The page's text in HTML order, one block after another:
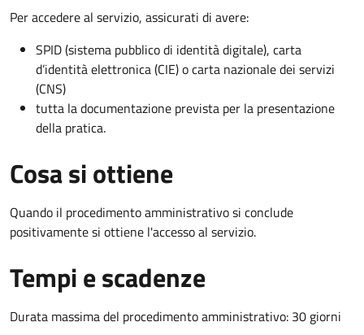
Per accedere al servizio, assicurati di avere:
SPID (sistema pubblico di identità digitale), carta
d’identità elettronica (CIE) o carta nazionale dei servizi
(CNS)
tutta la documentazione prevista per la presentazione
della pratica.
Cosa si ottiene
Quando il procedimento amministrativo si conclude
positivamente si ottiene l'accesso al servizio.
Tempi e scadenze
Durata massima del procedimento amministrativo: 30 giorni